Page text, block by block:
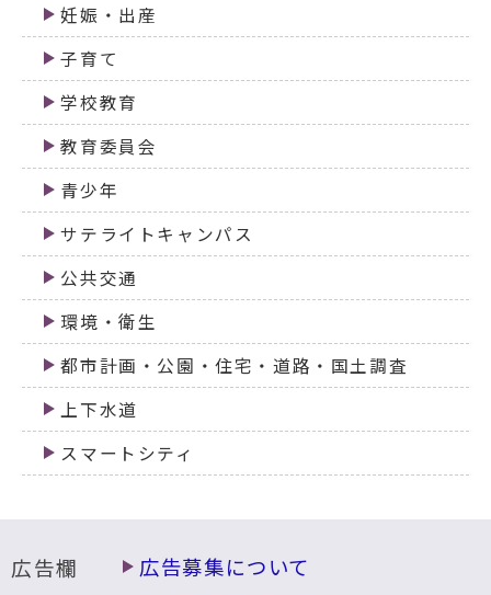
妊娠・出産
子育て
学校教育
教育委員会
青少年
サテライトキャンパス
公共交通
環境・衛生
都市計画・公園・住宅・道路・国土調査
上下水道
スマートシティ
広告欄 広告募集について